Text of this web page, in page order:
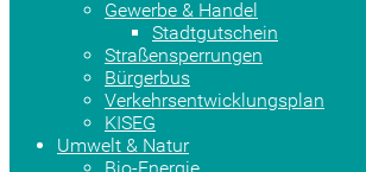
Gewerbe & Handel
Stadtgutschein
Straßensperrungen
Bürgerbus
Verkehrsentwicklungsplan
KISEG
Umwelt & Natur